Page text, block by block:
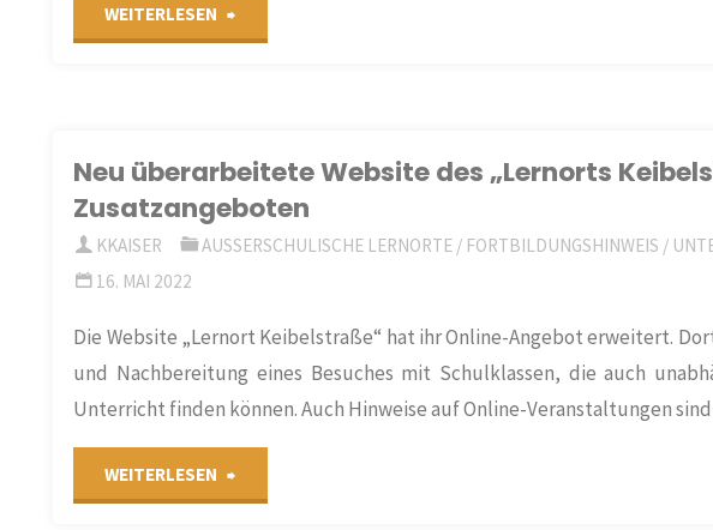
WEITERLESEN
Reihe"
Neu überarbeitete Website des „Lernorts
Zusatzangeboten
KKAISER AUSSERSCHULISCHE LERNORTE / FORTBILDUNGSHINWEIS /
16. MAI 2022
Die Website „Lernort Keibelstraße“ hat ihr Online-Angebot erweitert.
und Nachbereitung eines Besuches mit Schulklassen, die auch
Unterricht finden können. Auch Hinweise auf Online-Veranstaltungen
WEITERLESEN